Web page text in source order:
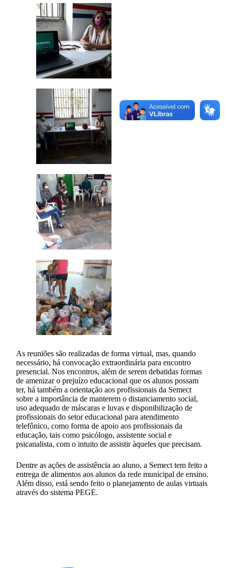
As reuniões são realizadas de forma virtual, mas, quando
necessário, há convocação extraordinária para encontro
presencial. Nos encontros, além de serem debatidas formas
de amenizar o prejuízo educacional que os alunos possam
ter, há também a orientação aos profissionais da Semect
sobre a importância de manterem o distanciamento social,
uso adequado de máscaras e luvas e disponibilização de
profissionais do setor educacional para atendimento
telefônico, como forma de apoio aos profissionais da
educação, tais como psicólogo, assistente social e
psicanalista, com o intuito de assistir àqueles que precisam.
Dentre as ações de assistência ao aluno, a Semect tem feito a
entrega de alimentos aos alunos da rede municipal de ensino.
Além disso, está sendo feito o planejamento de aulas virtuais
através do sistema PEGE.